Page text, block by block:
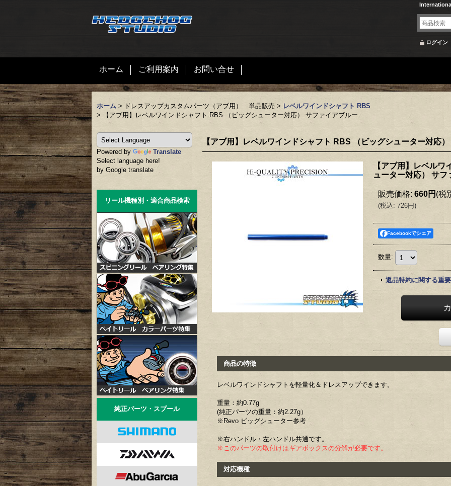
ログイン
ホーム ご利用案内 お問い合せ
ホーム > ドレスアップカスタムパーツ（アブ用） 単品販売 > レベルワインドシャフト RBS
>
【アブ用】レベルワインドシャフト RBS （ビッグシューター対応） サファイアブルー
Powered by
Translate
Select language here!
by Google translate
リール機種別・適合商品検索
純正パーツ・スプール
【アブ用】レベルワインドシャフト RBS （ビッグシューター対応
【アブ用】レベル
ューター対応） サフ
販売価格: 660円 (税
(税込: 726円)
Facebookでシェア
数量:
返品特約に関する重
商品の特徴
レベルワインドシャフトを軽量化＆ドレスアップできます。
重量：約0.77g
(純正パーツの重量：約2.27g）
※Revo ビッグシューター参考
※右ハンドル・左ハンドル共通です。
※このパーツの取付けはギアボックスの分解が必要です。
対応機種